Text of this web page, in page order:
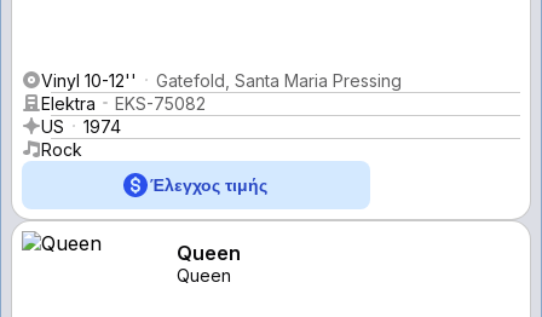
Vinyl 10-12''
Gatefold, Santa Maria Pressing
Elektra
EKS-75082
US
1974
Rock
Έλεγχος τιμής
Queen
Queen